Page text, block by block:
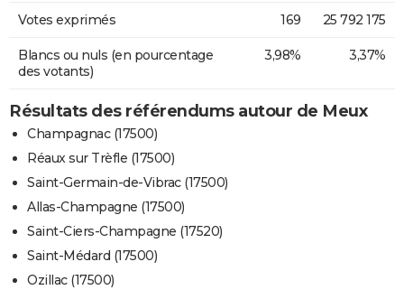
Votes exprimés 169 25 792 175
Blancs ou nuls (en pourcentage
des votants)
3,98% 3,37%
Résultats des référendums autour de Meux
Champagnac (17500)
Réaux sur Trèfle (17500)
Saint-Germain-de-Vibrac (17500)
Allas-Champagne (17500)
Saint-Ciers-Champagne (17520)
Saint-Médard (17500)
Ozillac (17500)